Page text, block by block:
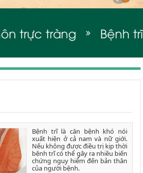
trực tràng Bệnh trĩ
Bệnh trĩ là căn bệnh khó nói
xuất hiện ở cả nam và nữ giới.
Nếu không được điều trị kịp thời
bệnh trĩ có thể gây ra nhiều biến
chứng nguy hiểm đến bản thân
của người bệnh.